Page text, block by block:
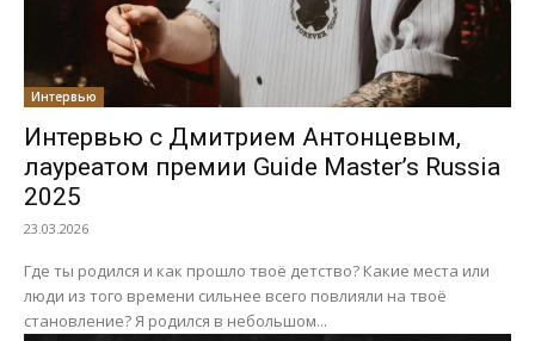
Интервью
Интервью с Дмитрием Антонцевым,
лауреатом премии Guide Master’s Russia
2025
23.03.2026
Где ты родился и как прошло твоё детство? Какие места или
люди из того времени сильнее всего повлияли на твоё
становление? Я родился в небольшом...